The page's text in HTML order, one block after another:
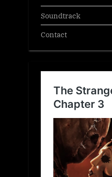
Soundtrack
Contact